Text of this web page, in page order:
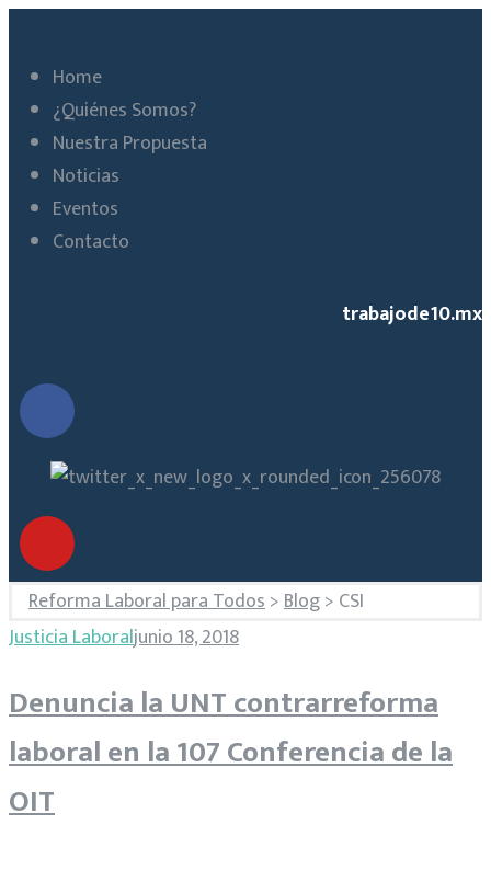
Home
¿Quiénes Somos?
Nuestra Propuesta
Noticias
Eventos
Contacto
trabajode10.mx
Reforma Laboral para Todos>Blog> CSI
Justicia Laboraljunio 18, 2018
Denuncia la UNT contrarreforma
laboral en la 107 Conferencia de la
OIT